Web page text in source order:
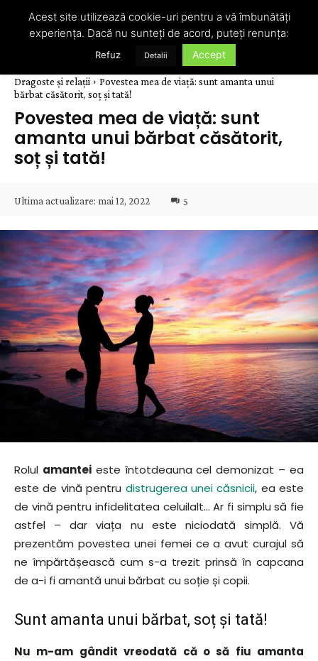
Dragoste și relații
Povestea mea de viață: sunt amanta unui
bărbat căsătorit, soț și tată!
Povestea mea de viață: sunt
amanta unui bărbat căsătorit,
soț și tată!
Ultima actualizare: mai 12, 2022 5
Rolul amanteieste întotdeauna cel demonizat – ea
este de vină pentru distrugerea unei căsnicii, ea este
de vină pentru infidelitatea celuilalt… Ar fi simplu să fie
astfel – dar viața nu este niciodată simplă. Vă
prezentăm povestea unei femei ce a avut curajul să
ne împărtășească cum s-a trezit prinsă în capcana
de a-i fi amantă unui bărbat cu soție și copii.
Sunt amanta unui bărbat, soț și tată!
Nu m-am gândit vreodată că o să fiu amanta
Acest site utilizează cookie-uri pentru a vă îmbunătăți
experiența. Dacă nu sunteți de acord, puteți renunța:
Refuz Detalii Accept